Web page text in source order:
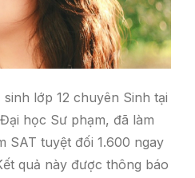
lớp 12 chuyên Sinh tại
học Sư phạm, đã làm
SAT tuyệt đối 1.600 ngay
quả này được thông báo